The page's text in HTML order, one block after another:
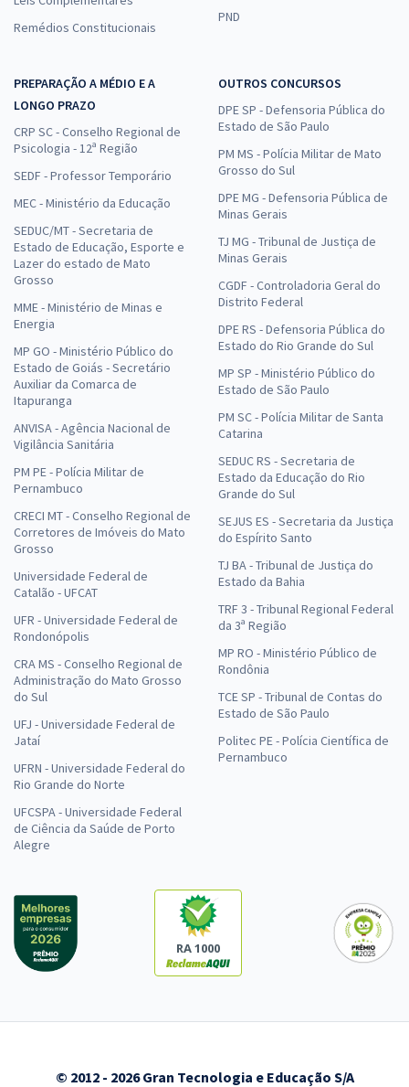
Remédios Constitucionais
PND
PREPARAÇÃO A MÉDIO E A
LONGO PRAZO
CRP SC - Conselho Regional de
Psicologia - 12ª Região
SEDF - Professor Temporário
MEC - Ministério da Educação
SEDUC/MT - Secretaria de
Estado de Educação, Esporte e
Lazer do estado de Mato
Grosso
MME - Ministério de Minas e
Energia
MP GO - Ministério Público do
Estado de Goiás - Secretário
Auxiliar da Comarca de
Itapuranga
ANVISA - Agência Nacional de
Vigilância Sanitária
PM PE - Polícia Militar de
Pernambuco
CRECI MT - Conselho Regional de
Corretores de Imóveis do Mato
Grosso
Universidade Federal de
Catalão - UFCAT
UFR - Universidade Federal de
Rondonópolis
CRA MS - Conselho Regional de
Administração do Mato Grosso
do Sul
UFJ - Universidade Federal de
Jataí
UFRN - Universidade Federal do
Rio Grande do Norte
UFCSPA - Universidade Federal
de Ciência da Saúde de Porto
Alegre
OUTROS CONCURSOS
DPE SP - Defensoria Pública do
Estado de São Paulo
PM MS - Polícia Militar de Mato
Grosso do Sul
DPE MG - Defensoria Pública de
Minas Gerais
TJ MG - Tribunal de Justiça de
Minas Gerais
CGDF - Controladoria Geral do
Distrito Federal
DPE RS - Defensoria Pública do
Estado do Rio Grande do Sul
MP SP - Ministério Público do
Estado de São Paulo
PM SC - Polícia Militar de Santa
Catarina
SEDUC RS - Secretaria de
Estado da Educação do Rio
Grande do Sul
SEJUS ES - Secretaria da Justiça
do Espírito Santo
TJ BA - Tribunal de Justiça do
Estado da Bahia
TRF 3 - Tribunal Regional Federal
da 3ª Região
MP RO - Ministério Público de
Rondônia
TCE SP - Tribunal de Contas do
Estado de São Paulo
Politec PE - Polícia Científica de
Pernambuco
RA 1000
© 2012 - 2026 Gran Tecnologia e Educação S/A